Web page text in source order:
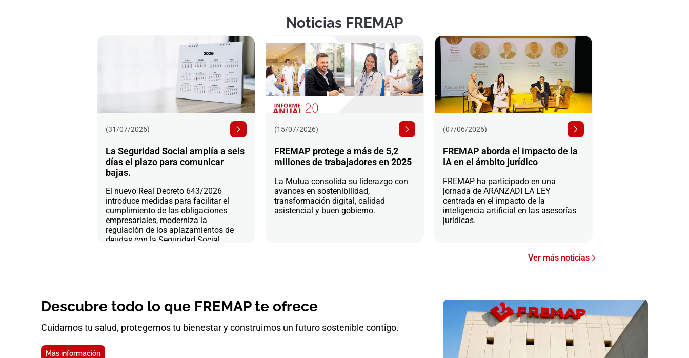
Noticias FREMAP
(31/07/2026)
La Seguridad Social amplía a seis
días el plazo para comunicar
bajas.
El nuevo Real Decreto 643/2026
introduce medidas para facilitar el
cumplimiento de las obligaciones
empresariales, moderniza la
regulación de los aplazamientos de
deudas con la Seguridad Social
(15/07/2026)
FREMAP protege a más de 5,2
millones de trabajadores en 2025
La Mutua consolida su liderazgo con
avances en sostenibilidad,
transformación digital, calidad
asistencial y buen gobierno.
(07/06/2026)
FREMAP aborda el impacto de la
IA en el ámbito jurídico
FREMAP ha participado en una
jornada de ARANZADI LA LEY
centrada en el impacto de la
inteligencia artificial en las asesorías
jurídicas.
Ver más noticias
Descubre todo lo que FREMAP te ofrece
Cuidamos tu salud, protegemos tu bienestar y construimos un futuro sostenible contigo.
Más información